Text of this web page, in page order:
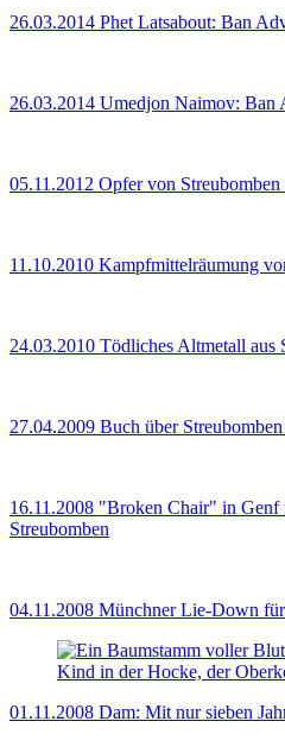
26.03.2014 Phet Latsabout: Ban
26.03.2014 Umedjon Naimov: Ban
05.11.2012 Opfer von
11.10.2010 Kampfmittelräumung
24.03.2010 Tödliches Altmetall aus
27.04.2009 Buch über
16.11.2008 "Broken Chair" in Genf
Streubomben
04.11.2008 Münchner Lie-Down
01.11.2008 Dam: Mit nur sieben